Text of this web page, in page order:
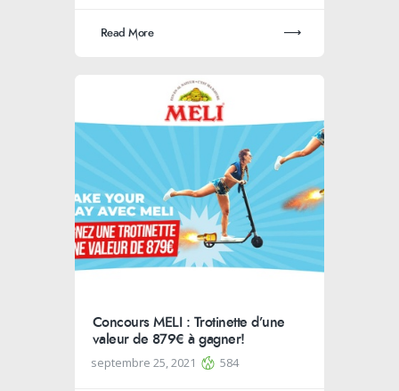
Read More
Concours MELI : Trotinette d’une
valeur de 879€ à gagner!
septembre 25, 2021 584